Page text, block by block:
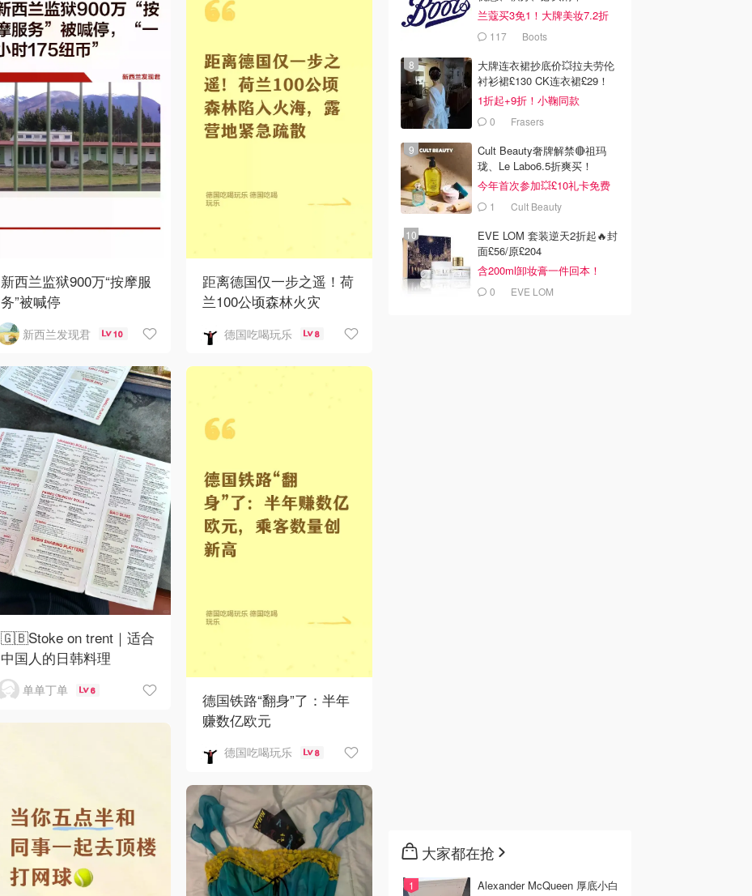
新西兰监狱900万“按摩服
务”被喊停
新西兰发现君 10
距离德国仅一步之遥！荷
兰100公顷森林火灾
德国吃喝玩乐 8
🇬🇧Stoke on trent｜适合
中国人的日韩料理
单单丁单 6
德国铁路“翻身”了：半年
赚数亿欧元
德国吃喝玩乐 8
兰蔻买3免1！大牌美妆7.2折
117 Boots
大牌连衣裙抄底价💥拉夫劳伦
衬衫裙£130 CK连衣裙£29！
1折起+9折！小鞠同款
Ganni£88
0 Frasers
Cult Beauty奢牌解禁🔴祖玛
珑、Le Labo6.5折爽买！
今年首次参加💥£10礼卡免费
拿 1 Cult Beauty
EVE LOM 套装逆天2折起🔥封
面£56/原£204
含200ml卸妆膏一件回本！
0 EVE LOM
大家都在抢
Alexander McQueen 厚底小白